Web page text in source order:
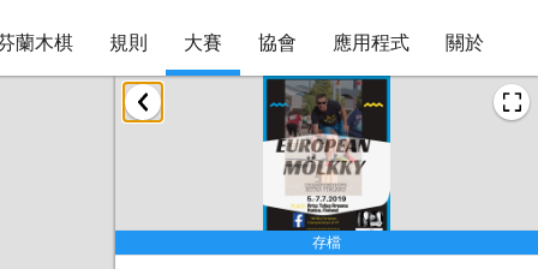
蘭木棋 規則 大賽 協會 應用程式 關於
存檔
2019年1月
New Year's Throw Mölkky
2019年1月1日|捷克共和國
Tournoi Mixte ASPTTOM